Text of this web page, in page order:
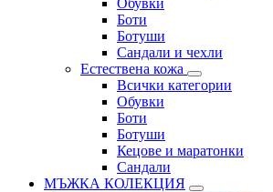
Боти
Ботуши
Сандали и чехли
Естествена кожа
Всички категории
Обувки
Боти
Ботуши
Кецове и маратонки
Сандали
МЪЖКА КОЛЕКЦИЯ